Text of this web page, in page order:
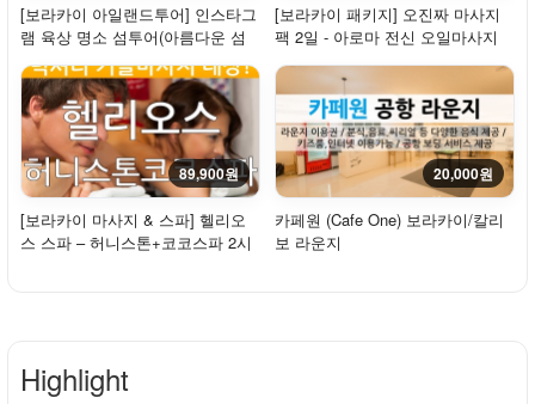
[보라카이 아일랜드투어] 인스타그
램 육상 명소 섬투어(아름다운 섬
일주+사진...
[보라카이 패키지] 오진짜 마사지
팩 2일 - 아로마 전신 오일마사지
+진주마사지...
89,900원
[보라카이 마사지 & 스파] 헬리오
스 스파 – 허니스톤+코코스파 2시
20,000원
카페원 (Cafe One) 보라카이/칼리
보 라운지
Highlight